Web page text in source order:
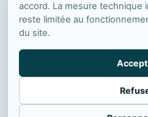
Observatoire Digital & IA-
digitales
iSDO (marque
34670
R.C.S. Montpellier
Contact :
accord. La mesure technique
reste limitée au
du site.